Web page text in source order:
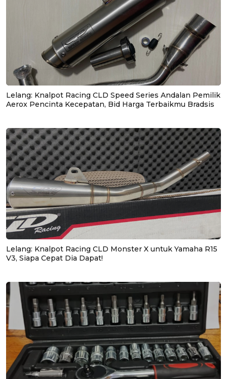
Lelang: Knalpot Racing CLD Speed Series Andalan Pemilik
Aerox Pencinta Kecepatan, Bid Harga Terbaikmu Bradsis
Lelang: Knalpot Racing CLD Monster X untuk Yamaha R15
V3, Siapa Cepat Dia Dapat!